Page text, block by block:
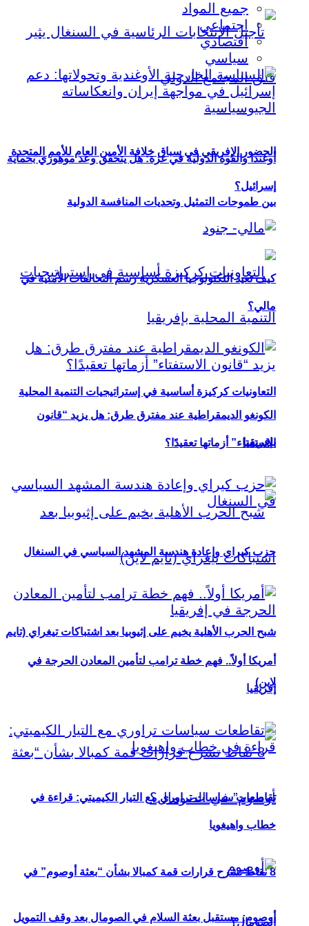
الحضور الإفريقي في سباق خلافة الأمين العام للأمم المتحدة
بين طموحات التمثيل وتحديات المنافسة الدولية
التعاونيات كركيزة أساسية في إستراتيجيات التنمية المحلية
بإفريقيا
شبح الحرب الأهلية يخيم على إثيوبيا بعد اشتباكات تيغراي (تايم
لاين)
8 نقاط تشرح قرارات قمة كمبالا بشأن “بعثة أوصوم” في
الصومال؟
جميع المواد
اجتماعي
اقتصادي
سياسي
أوغندا والقوة الدولية في غزة: هل يتحقق وعد موهوزي بحماية
إسرائيل؟
كيف تعيد التكنولوجيا العسكرية رسم التحالفات الأمنية في
مالي؟
الكونغو الديمقراطية عند مفترق طرق: هل يزيد “قانون
الاستفتاء” أزماتها تعقيدًا؟
حزب كيراي وإعادة هندسة المشهد السياسي في السنغال
أمريكا أولاً.. فهم خطة ترامب لتأمين المعادن الحرجة في
إفريقيا
تقاطعات سياسات تراوري مع التيار الكيميتي: قراءة في
خطاب واهيغويا
أوصوم: مستقبل بعثة السلام في الصومال بعد وقف التمويل